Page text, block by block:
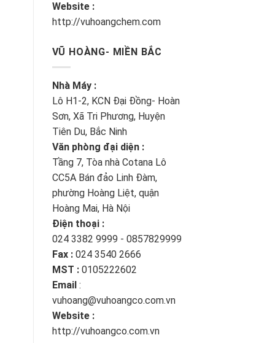
Website :
http://vuhoangchem.com
VŨ HOÀNG- MIỀN BẮC
Nhà Máy :
Lô H1-2, KCN Đại Đồng- Hoàn
Sơn, Xã Tri Phương, Huyện
Tiên Du, Bắc Ninh
Văn phòng đại diện :
Tầng 7, Tòa nhà Cotana Lô
CC5A Bán đảo Linh Đàm,
phường Hoàng Liệt, quận
Hoàng Mai, Hà Nội
Điện thoại :
024 3382 9999 - 0857829999
Fax : 024 3540 2666
MST : 0105222602
Email :
vuhoang@vuhoangco.com.vn
Website :
http://vuhoangco.com.vn